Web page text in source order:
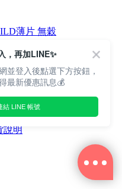
薄片 無穀
說明
，再加LINE✨
並登入後點選下方按鈕，
最新優惠訊息💰
結 LINE 帳號